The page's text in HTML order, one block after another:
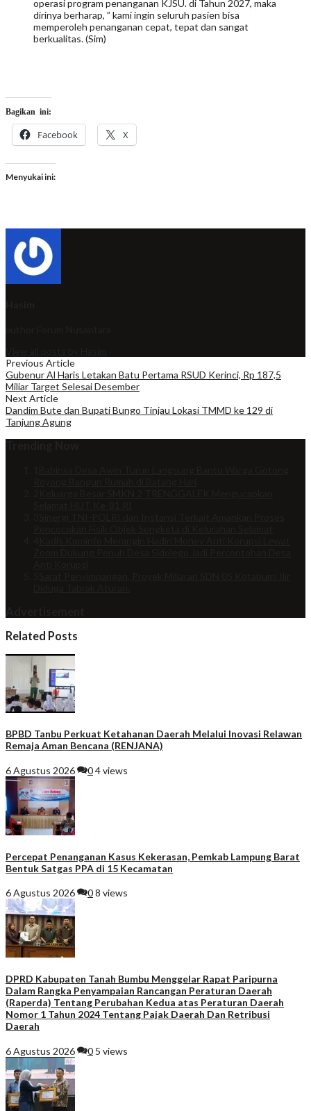
operasi program penanganan KJSU. di Tahun 2027, maka
dirinya berharap, ” kami ingin seluruh pasien bisa
memperoleh penanganan cepat, tepat dan sangat
berkualitas. (Sim)
Bagikan ini:
Facebook X
Menyukai ini:
Previous Article
Gubenur Al Haris Letakan Batu Pertama RSUD Kerinci, Rp 187,5
Miliar Target Selesai Desember
Next Article
Dandim Bute dan Bupati Bungo Tinjau Lokasi TMMD ke 129 di
Tanjung Agung
Related Posts
BPBD Tanbu Perkuat Ketahanan Daerah Melalui Inovasi Relawan
Remaja Aman Bencana (RENJANA)
6 Agustus 2026 04 views
Percepat Penanganan Kasus Kekerasan, Pemkab Lampung Barat
Bentuk Satgas PPA di 15 Kecamatan
6 Agustus 2026 08 views
DPRD Kabupaten Tanah Bumbu Menggelar Rapat Paripurna
Dalam Rangka Penyampaian Rancangan Peraturan Daerah
(Raperda) Tentang Perubahan Kedua atas Peraturan Daerah
Nomor 1 Tahun 2024 Tentang Pajak Daerah Dan Retribusi
Daerah
6 Agustus 2026 0 5 views